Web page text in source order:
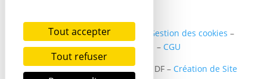
Tout accepter
Tout refuser
Politique de confidentialité Gestion des cookies –
Mentions légales
– CGU
Copyright ©2024 SER DIABETE IDF – Création de Site